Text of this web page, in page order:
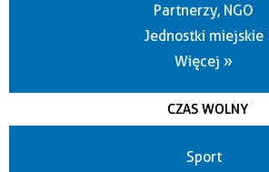
Partnerzy, NGO
Jednostki miejskie
Więcej »
CZAS WOLNY
Sport